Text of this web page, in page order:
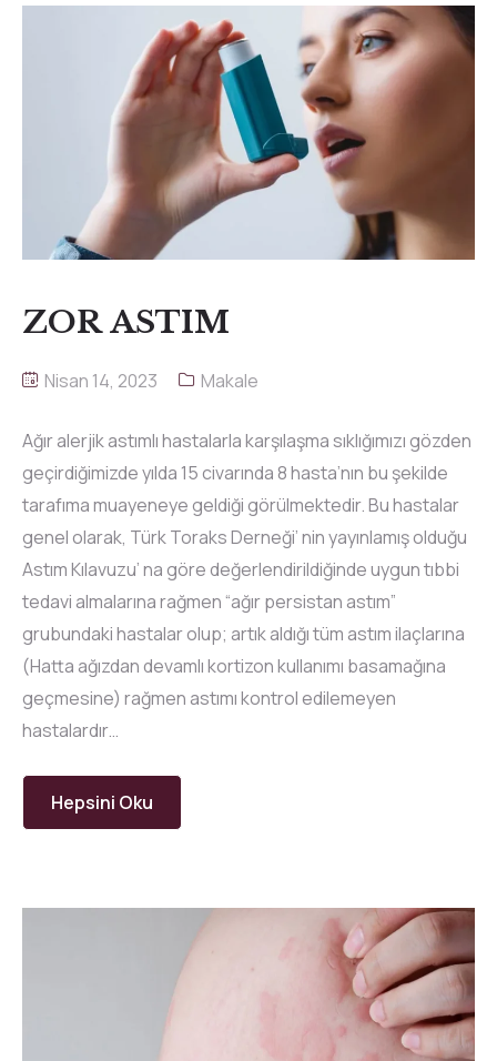
ZOR ASTIM
Nisan 14, 2023 Makale
Ağır alerjik astımlı hastalarla karşılaşma sıklığımızı gözden
geçirdiğimizde yılda 15 civarında 8 hasta’nın bu şekilde
tarafıma muayeneye geldiği görülmektedir. Bu hastalar
genel olarak, Türk Toraks Derneği’ nin yayınlamış olduğu
Astım Kılavuzu’ na göre değerlendirildiğinde uygun tıbbi
tedavi almalarına rağmen “ağır persistan astım”
grubundaki hastalar olup; artık aldığı tüm astım ilaçlarına
(Hatta ağızdan devamlı kortizon kullanımı basamağına
geçmesine) rağmen astımı kontrol edilemeyen
hastalardır…
Hepsini Oku